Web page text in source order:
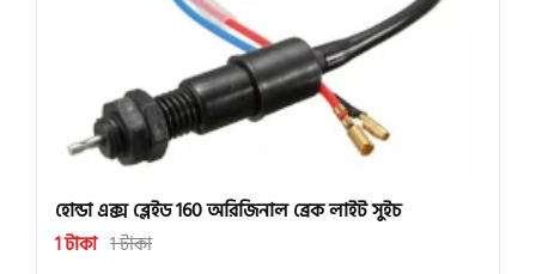
হোন্ডা এক্স ব্লেইড 160 অরিজিনাল ব্রেক লাইট সুইচ
1 টাকা 1 টাকা